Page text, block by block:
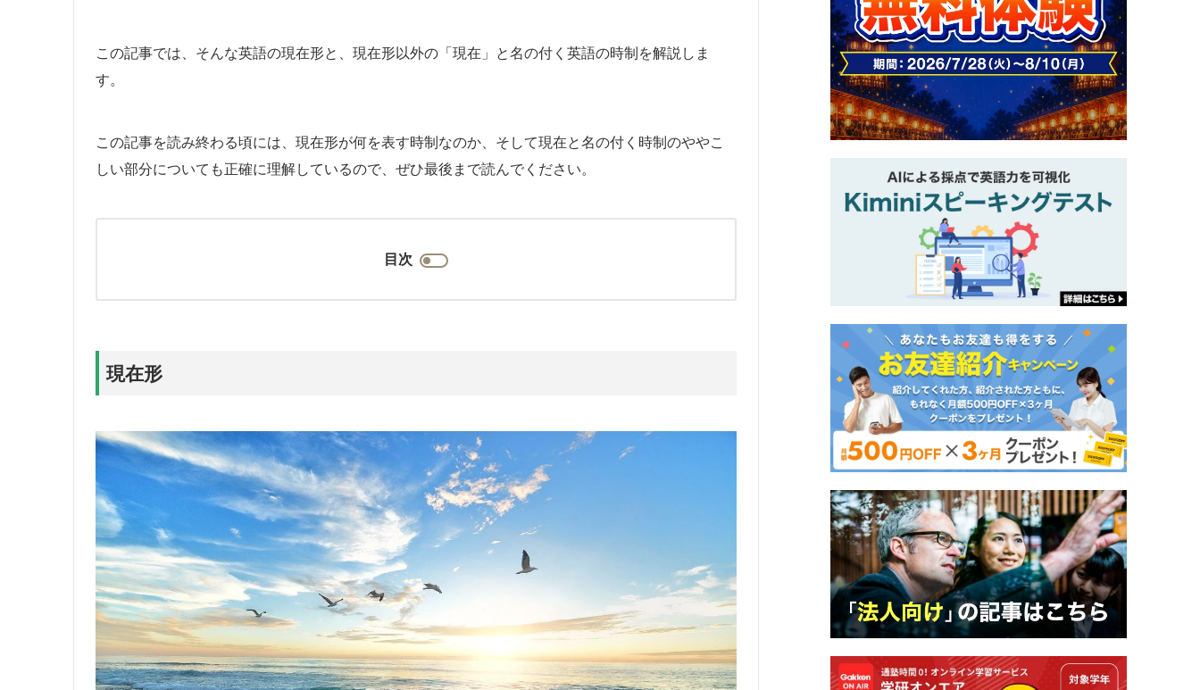
この記事では、そんな英語の現在形と、現在形以外の「現在」と名の付く英語の時制を解説しま
す。
この記事を読み終わる頃には、現在形が何を表す時制なのか、そして現在と名の付く時制のややこ
しい部分についても正確に理解しているので、ぜひ最後まで読んでください。
目次
現在形